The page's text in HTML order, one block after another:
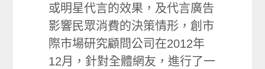
或明星代言的效果，及代言廣告
影響民眾消費的決策情形，創市
際市場研究顧問公司在2012年
12月，針對全體網友，進行了一